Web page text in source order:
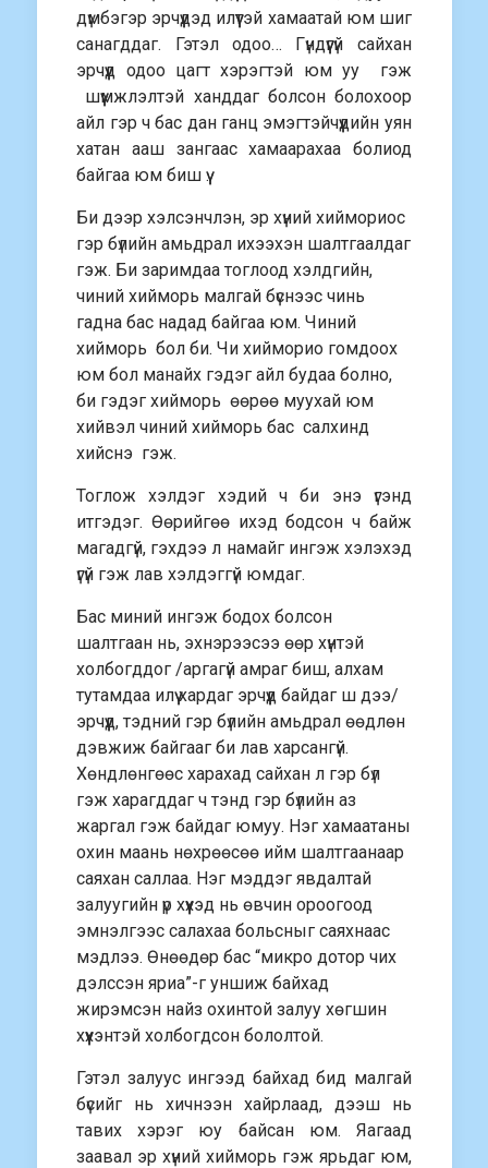
дүмбэгэр эрчүүдэд илүүтэй хамаатай юм шиг
санагддаг. Гэтэл одоо… Гүндүүгүй сайхан
эрчүүд одоо цагт хэрэгтэй юм уу гэж
шүүмжлэлтэй ханддаг болсон болохоор
айл гэр ч бас дан ганц эмэгтэйчүүдийн уян
хатан ааш зангаас хамаарахаа болиод
байгаа юм биш үү.
Би дээр хэлсэнчлэн, эр хүний хиймориос
гэр бүлийн амьдрал ихээхэн шалтгаалдаг
гэж. Би заримдаа тоглоод хэлдгийн,
чиний хийморь малгай бүснээс чинь
гадна бас надад байгаа юм. Чиний
хийморь бол би. Чи хийморио гомдоох
юм бол манайх гэдэг айл будаа болно,
би гэдэг хийморь өөрөө муухай юм
хийвэл чиний хийморь бас салхинд
хийснэ гэж.
Тоглож хэлдэг хэдий ч би энэ үгэнд
итгэдэг. Өөрийгөө ихэд бодсон ч байж
магадгүй, гэхдээ л намайг ингэж хэлэхэд
үгүй гэж лав хэлдэггүй юмдаг.
Бас миний ингэж бодох болсон
шалтгаан нь, эхнэрээсээ өөр хүнтэй
холбогддог /аргагүй амраг биш, алхам
тутамдаа илүү хардаг эрчүүд байдаг ш дээ/
эрчүүд, тэдний гэр бүлийн амьдрал өөдлөн
дэвжиж байгааг би лав харсангүй.
Хөндлөнгөөс харахад сайхан л гэр бүл
гэж харагддаг ч тэнд гэр бүлийн аз
жаргал гэж байдаг юмуу. Нэг хамаатаны
охин маань нөхрөөсөө ийм шалтгаанаар
саяхан саллаа. Нэг мэддэг явдалтай
залуугийн үр хүүхэд нь өвчин ороогоод
эмнэлгээс салахаа больсныг саяхнаас
мэдлээ. Өнөөдөр бас “микро дотор чих
дэлссэн яриа”-г уншиж байхад
жирэмсэн найз охинтой залуу хөгшин
хүүхэнтэй холбогдсон бололтой.
Гэтэл залуус ингээд байхад бид малгай
бүсийг нь хичнээн хайрлаад, дээш нь
тавих хэрэг юу байсан юм. Яагаад
заавал эр хүний хийморь гэж ярьдаг юм,